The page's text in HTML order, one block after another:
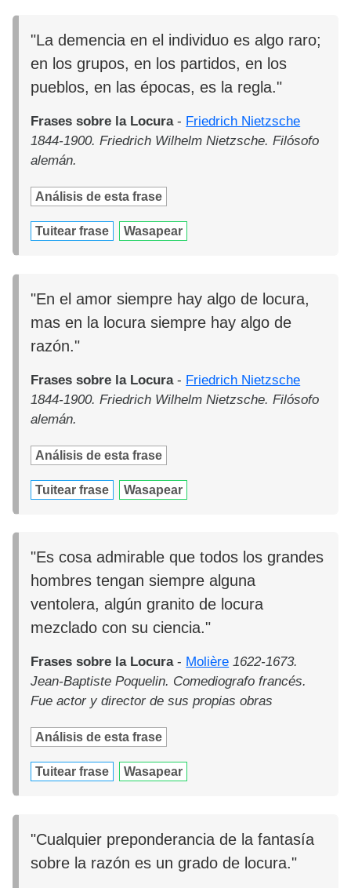
"La demencia en el individuo es algo raro;
en los grupos, en los partidos, en los
pueblos, en las épocas, es la regla."
Frases sobre la Locura- Friedrich Nietzsche
1844-1900. Friedrich Wilhelm Nietzsche. Filósofo
alemán.
Análisis de esta frase
Tuitear frase Wasapear
"En el amor siempre hay algo de locura,
mas en la locura siempre hay algo de
razón."
Frases sobre la Locura- Friedrich Nietzsche
1844-1900. Friedrich Wilhelm Nietzsche. Filósofo
alemán.
Análisis de esta frase
Tuitear frase Wasapear
"Es cosa admirable que todos los grandes
hombres tengan siempre alguna
ventolera, algún granito de locura
mezclado con su ciencia."
Frases sobre la Locura- Molière 1622-1673.
Jean-Baptiste Poquelin. Comediografo francés.
Fue actor y director de sus propias obras
Análisis de esta frase
Tuitear frase Wasapear
"Cualquier preponderancia de la fantasía
sobre la razón es un grado de locura."